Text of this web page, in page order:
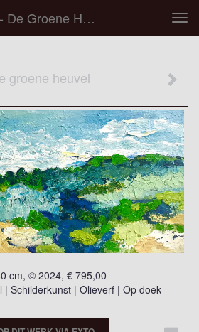
Liesbeth Meulman - De Groene Heuvel
groene heuvel
cm, © 2024, € 795,00
| Schilderkunst | Olieverf | Op doek